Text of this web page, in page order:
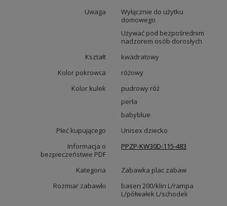
Uwaga
Wyłącznie do użytku
domowego
Używać pod bezpośrednim
nadzorem osób dorosłych
Kształt
kwadratowy
Kolor pokrowca
różowy
Kolor kulek
pudrowy róż
perła
babyblue
Płeć kupującego
Unisex dziecko
Informacja o
bezpieczeństwie PDF
PPZP-KW30D-115-483
Kategoria
Zabawka plac zabaw
Rozmiar zabawki
basen 200/klin L/rampa
L/półwałek L/schodek